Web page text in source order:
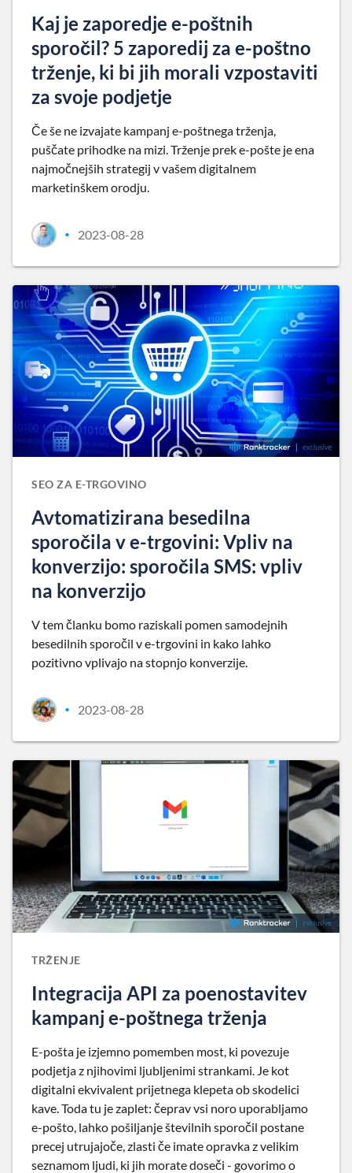
Kaj je zaporedje e-poštnih
sporočil? 5 zaporedij za e-poštno
trženje, ki bi jih morali vzpostaviti
za svoje podjetje
Če še ne izvajate kampanj e-poštnega trženja,
puščate prihodke na mizi. Trženje prek e-pošte je ena
najmočnejših strategij v vašem digitalnem
marketinškem orodju.
• 2023-08-28
SEO ZA E-TRGOVINO
Avtomatizirana besedilna
sporočila v e-trgovini: Vpliv na
konverzijo: sporočila SMS: vpliv
na konverzijo
V tem članku bomo raziskali pomen samodejnih
besedilnih sporočil v e-trgovini in kako lahko
pozitivno vplivajo na stopnjo konverzije.
• 2023-08-28
TRŽENJE
Integracija API za poenostavitev
kampanj e-poštnega trženja
E-pošta je izjemno pomemben most, ki povezuje
podjetja z njihovimi ljubljenimi strankami. Je kot
digitalni ekvivalent prijetnega klepeta ob skodelici
kave. Toda tu je zaplet: čeprav vsi noro uporabljamo
e-pošto, lahko pošiljanje številnih sporočil postane
precej utrujajoče, zlasti če imate opravka z velikim
seznamom ljudi, ki jih morate doseči - govorimo o